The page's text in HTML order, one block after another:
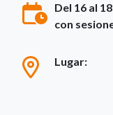
Del 16 al
con
Lugar: